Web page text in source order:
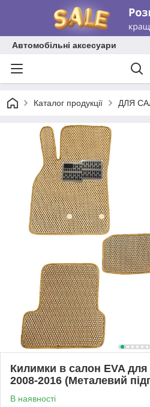
Автомобільні аксесуари
Каталог продукції ДЛЯ
Килимки в салон EVA
2008-2016 (Металевий
В наявності